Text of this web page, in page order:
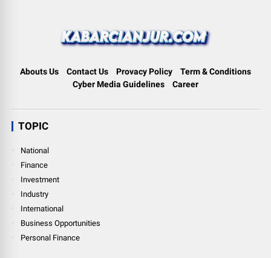
Abouts Us Contact Us Provacy Policy
Term & Conditions
Cyber Media Guidelines
Career
TOPIC
National
Finance
Investment
Industry
International
Business Opportunities
Personal Finance